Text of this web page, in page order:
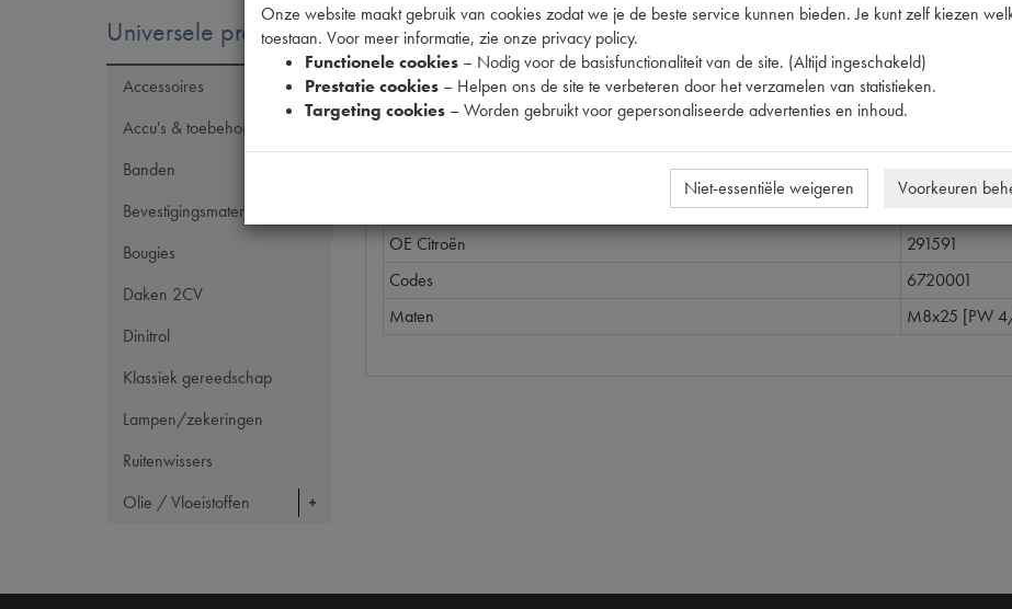
Universele producten
Accessoires
Accu's & toebehoren
Banden
Bevestigingsmateriaal
Bougies
Daken 2CV
Dinitrol
Klassiek gereedschap
Lampen/zekeringen
Ruitenwissers
Olie / Vloeistoffen
Specificaties Omschrijving
Eigenschappen
OE Citroën
291591
Codes
6720001
Maten
M8x25 [PW
Onze website maakt gebruik van cookies zodat we je de beste service kunnen bieden. Je kunt zelf kiezen
toestaan. Voor meer informatie, zie onze privacy policy.
Functionele cookies – Nodig voor de basisfunctionaliteit van de site. (Altijd ingeschakeld)
Prestatie cookies – Helpen ons de site te verbeteren door het verzamelen van statistieken.
Targeting cookies – Worden gebruikt voor gepersonaliseerde advertenties en inhoud.
Niet-essentiële weigeren Voorkeuren